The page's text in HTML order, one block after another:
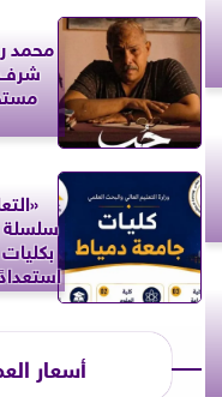
محمد
سلسلة
أسعار